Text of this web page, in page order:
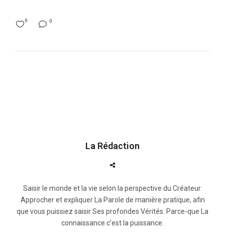
0
0
La Rédaction
Saisir le monde et la vie selon la perspective du Créateur.
Approcher et expliquer La Parole de manière pratique, afin
que vous puissiez saisir Ses profondes Vérités. Parce-que La
connaissance c’est la puissance.